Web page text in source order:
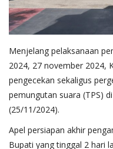
Menjelang pelaksanaan
2024, 27 november 2024,
pengecekan sekaligus
pemungutan suara (TPS)
(25/11/2024).
Apel persiapan akhir
Bupati yang tinggal 2 hari